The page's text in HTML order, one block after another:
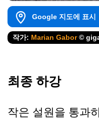
Google 지도에 표시
작가: Marian Gabor©
최종 하강
작은 설원을 통과